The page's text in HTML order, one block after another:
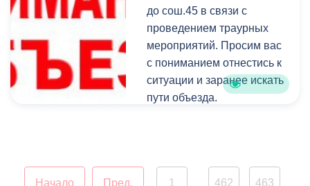
до сош.45 в связи с
проведением траурных
мероприятий. Просим вас
с пониманием отнестись к
ситуации и заранее искать
пути объезда.
Начало Пред.
1
462 463